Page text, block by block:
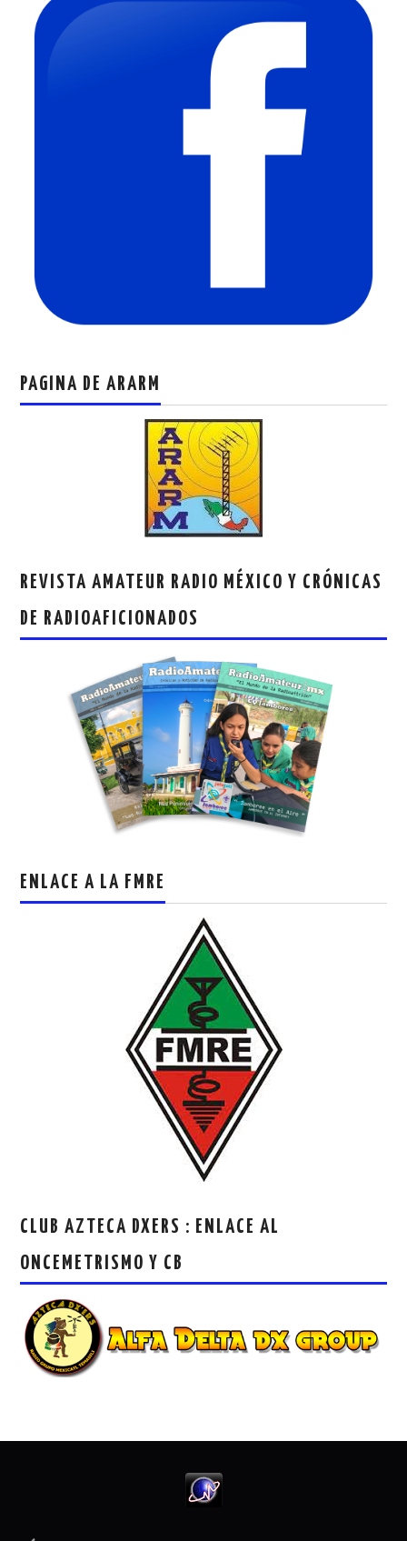
PAGINA DE ARARM
REVISTA AMATEUR RADIO MÉXICO Y CRÓNICAS
DE RADIOAFICIONADOS
ENLACE A LA FMRE
CLUB AZTECA DXERS : ENLACE AL
ONCEMETRISMO Y CB